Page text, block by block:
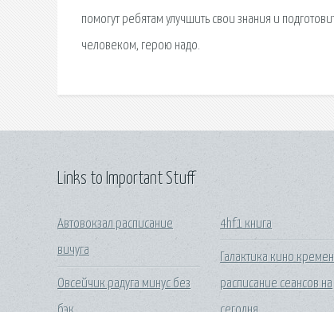
помогут ребятам улучшить свои знания и
человеком, герою надо.
Links to Important Stuff
Автовокзал расписание
вичуга
Овсейчик радуга минус без
4hf1 книга
Галактика кино
расписание сеансов на